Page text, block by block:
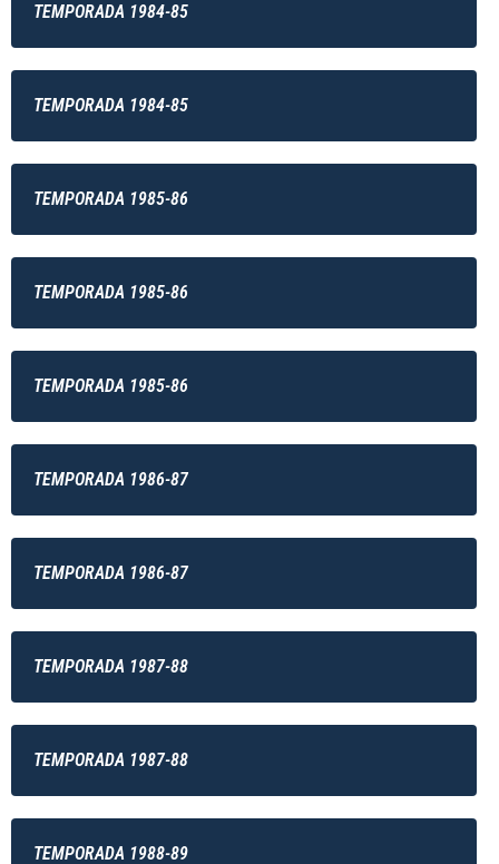
TEMPORADA 1984-85
TEMPORADA 1984-85
TEMPORADA 1985-86
TEMPORADA 1985-86
TEMPORADA 1985-86
TEMPORADA 1986-87
TEMPORADA 1986-87
TEMPORADA 1987-88
TEMPORADA 1987-88
TEMPORADA 1988-89